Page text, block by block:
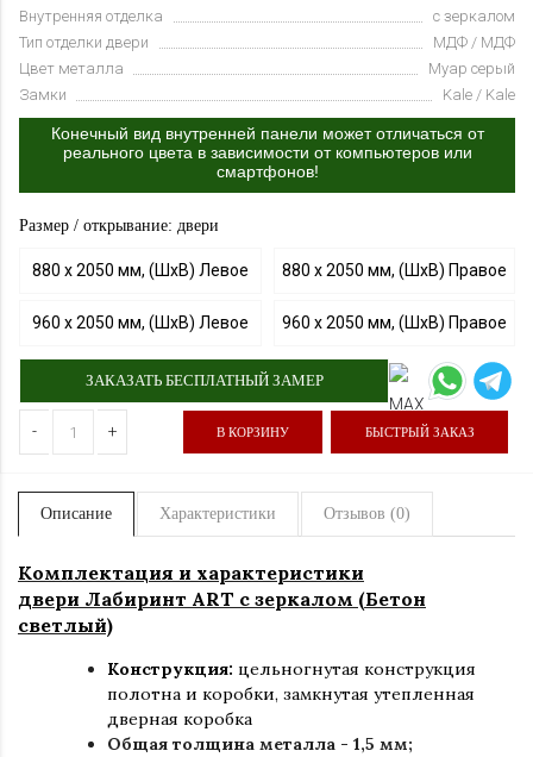
Внутренняя отделка
с зеркалом
Тип отделки двери
МДФ / МДФ
Цвет металла
Муар серый
Замки
Kale / Kale
Конечный вид внутренней панели может отличаться от
реального цвета в зависимости от компьютеров или
смартфонов!
Размер / открывание: двери
880 х 2050 мм, (ШхВ) Левое 880 х 2050 мм, (ШхВ) Правое
960 х 2050 мм, (ШхВ) Левое 960 х 2050 мм, (ШхВ) Правое
ЗАКАЗАТЬ БЕСПЛАТНЫЙ ЗАМЕР
- + В КОРЗИНУ БЫСТРЫЙ ЗАКАЗ
Описание Характеристики Отзывов (0)
Комплектация и характеристики
двери Лабиринт ART с зеркалом (Бетон
светлый)
Конструкция: цельногнутая конструкция
полотна и коробки, замкнутая утепленная
дверная коробка
Общая толщина металла - 1,5 мм;